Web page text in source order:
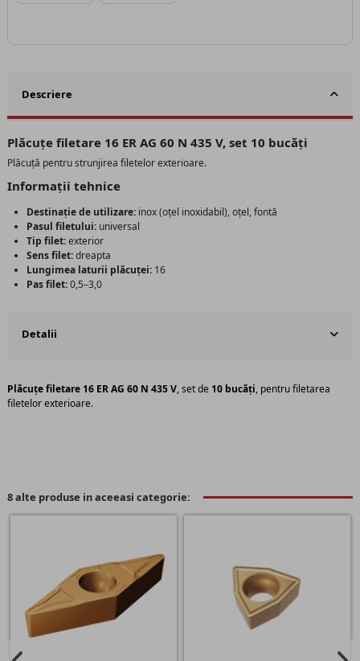
Descriere
Plăcuțe filetare 16 ER AG 60 N 435 V, set 10 bucăți
Plăcuță pentru strunjirea filetelor exterioare.
Informații tehnice
Destinație de utilizare: inox (oțel inoxidabil), oțel, fontă
Pasul filetului: universal
Tip filet:exterior
Sens filet:dreapta
Lungimea laturii plăcuței: 16
Pas filet:0,5–3,0
Detalii
Plăcuțe filetare 16 ER AG 60 N 435 V, set de 10 bucăți, pentru filetarea
filetelor exterioare.
8 alte produse in aceeasi categorie: